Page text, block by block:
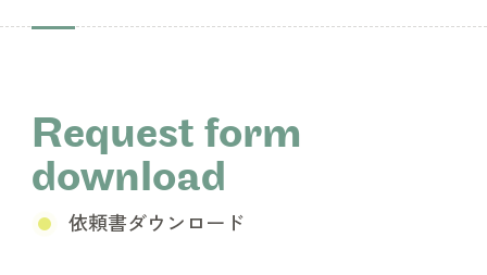
Request form
download
依頼書ダウンロード